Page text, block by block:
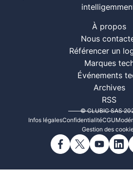
À propos
Nous
Référencer un
Marques
Événements
Archives
RSS
© CLUBIC SAS
Infos légalesConfidentialitéCGU
Gestion des